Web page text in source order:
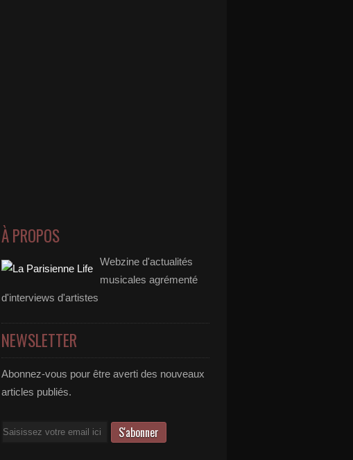
À PROPOS
Webzine d'actualités
musicales agrémenté
d'interviews d'artistes
NEWSLETTER
Abonnez-vous pour être averti des nouveaux
articles publiés.
Email